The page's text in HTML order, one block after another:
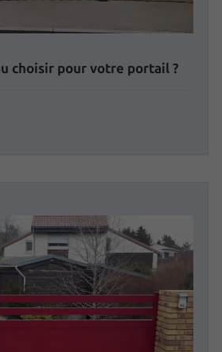
choisir pour votre portail ?